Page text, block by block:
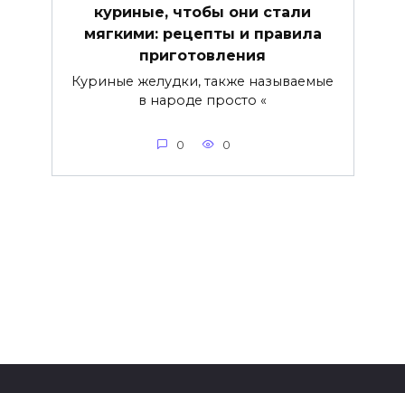
куриные, чтобы они стали
мягкими: рецепты и правила
приготовления
Куриные желудки, также называемые
в народе просто «
0 0